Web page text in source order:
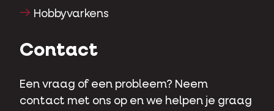
Hobbyvarkens
Contact
Een vraag of een probleem? Neem
contact met ons op en we helpen je graag